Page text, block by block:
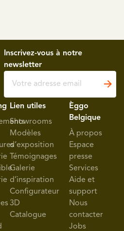
Inscrivez-vous à notre
newsletter
Lien utiles
Showrooms
Modèles
d’exposition
Témoignages
Galerie
d’inspiration
Configurateur
3D
Catalogue
Èggo
Belgique
À propos
Espace
presse
Services
Aide et
support
Nous
contacter
Jobs